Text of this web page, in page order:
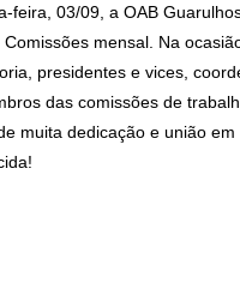
feira, 03/09, a OAB
mensal. Na
presidentes e vices,
das comissões de
muita dedicação e união em